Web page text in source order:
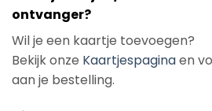
ontvanger?
Wil je een kaartje toevoegen?
Bekijk onze Kaartjespaginaen
aan je bestelling.